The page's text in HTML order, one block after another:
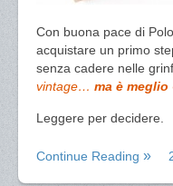
Con buona pace di
acquistare un primo
senza cadere nelle
vintage… ma è meglio
Leggere per decidere.
Continue Reading